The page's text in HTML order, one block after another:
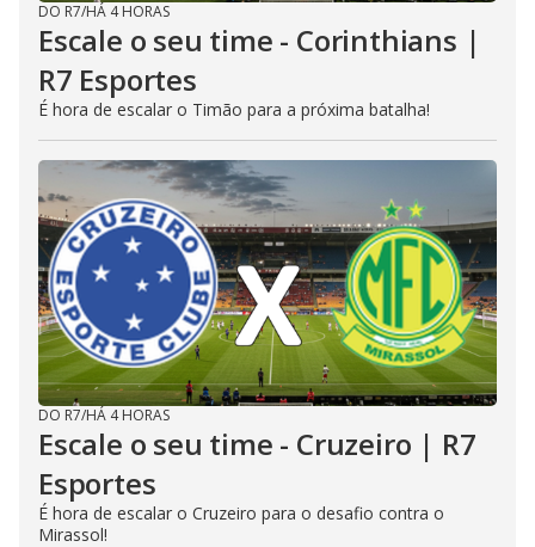
DO R7/HÁ 4 HORAS
Escale o seu time - Corinthians |
R7 Esportes
É hora de escalar o Timão para a próxima batalha!
DO R7/HÁ 4 HORAS
Escale o seu time - Cruzeiro | R7
Esportes
É hora de escalar o Cruzeiro para o desafio contra o
Mirassol!